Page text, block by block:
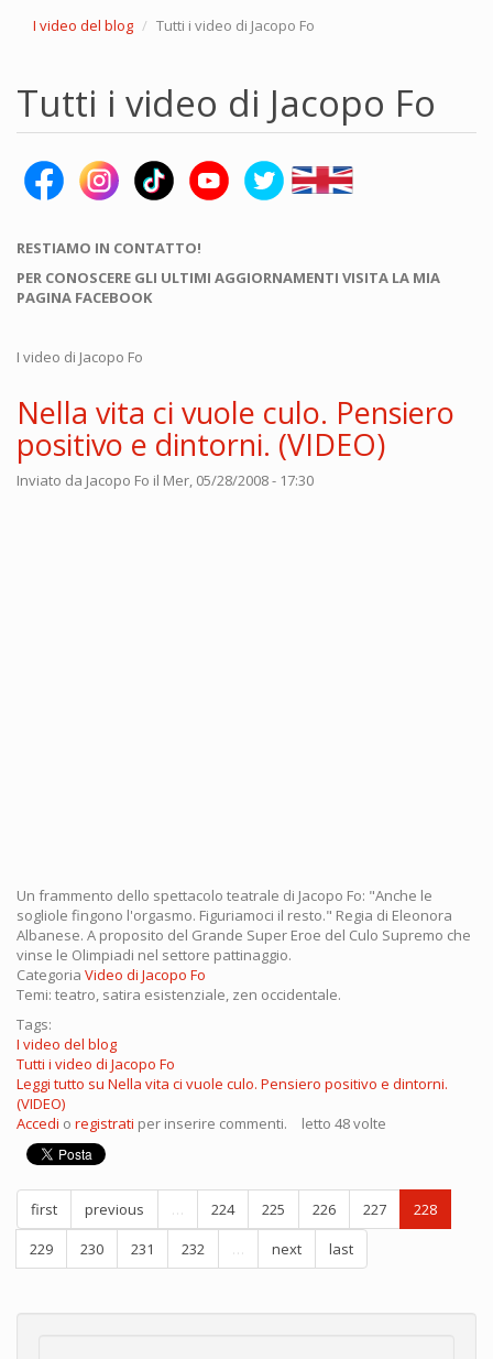
I video del blog Tutti i video di Jacopo Fo
Tutti i video di Jacopo Fo
RESTIAMO IN CONTATTO!
PER CONOSCERE GLI ULTIMI AGGIORNAMENTI VISITA LA MIA
PAGINA FACEBOOK
I video di Jacopo Fo
Nella vita ci vuole culo. Pensiero
positivo e dintorni. (VIDEO)
Inviato da Jacopo Fo il Mer, 05/28/2008 - 17:30
Un frammento dello spettacolo teatrale di Jacopo Fo: "Anche le
sogliole fingono l'orgasmo. Figuriamoci il resto." Regia di Eleonora
Albanese. A proposito del Grande Super Eroe del Culo Supremo che
vinse le Olimpiadi nel settore pattinaggio.
Categoria Video di Jacopo Fo
Temi: teatro, satira esistenziale, zen occidentale.
Tags:
I video del blog
Tutti i video di Jacopo Fo
Leggi tutto su Nella vita ci vuole culo. Pensiero positivo e dintorni.
(VIDEO)
Accedi o registrati per inserire commenti. letto 48 volte
first previous … 224 225 226 227
228
229
230 231 232 … next last